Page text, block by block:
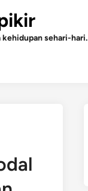
kehidupan sehari-hari.